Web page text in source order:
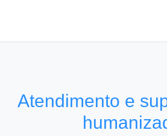
Atendimento e